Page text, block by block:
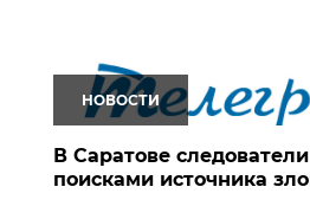
НОВОСТИ
В Саратове
поисками источника